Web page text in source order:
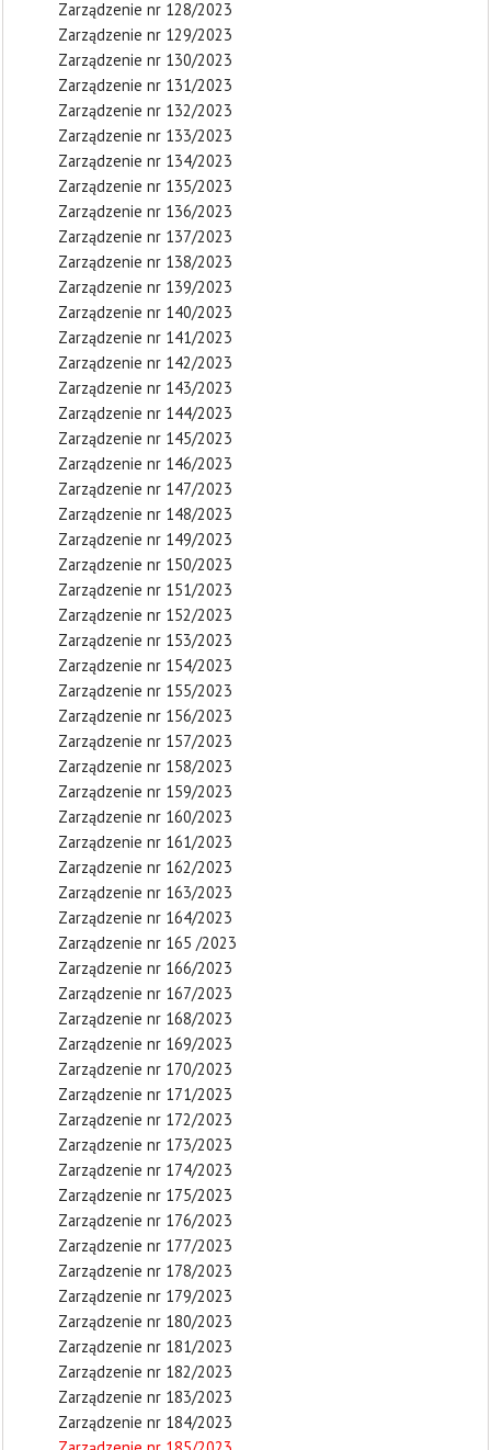
Zarządzenie nr 128/2023
Zarządzenie nr 129/2023
Zarządzenie nr 130/2023
Zarządzenie nr 131/2023
Zarządzenie nr 132/2023
Zarządzenie nr 133/2023
Zarządzenie nr 134/2023
Zarządzenie nr 135/2023
Zarządzenie nr 136/2023
Zarządzenie nr 137/2023
Zarządzenie nr 138/2023
Zarządzenie nr 139/2023
Zarządzenie nr 140/2023
Zarządzenie nr 141/2023
Zarządzenie nr 142/2023
Zarządzenie nr 143/2023
Zarządzenie nr 144/2023
Zarządzenie nr 145/2023
Zarządzenie nr 146/2023
Zarządzenie nr 147/2023
Zarządzenie nr 148/2023
Zarządzenie nr 149/2023
Zarządzenie nr 150/2023
Zarządzenie nr 151/2023
Zarządzenie nr 152/2023
Zarządzenie nr 153/2023
Zarządzenie nr 154/2023
Zarządzenie nr 155/2023
Zarządzenie nr 156/2023
Zarządzenie nr 157/2023
Zarządzenie nr 158/2023
Zarządzenie nr 159/2023
Zarządzenie nr 160/2023
Zarządzenie nr 161/2023
Zarządzenie nr 162/2023
Zarządzenie nr 163/2023
Zarządzenie nr 164/2023
Zarządzenie nr 165 /2023
Zarządzenie nr 166/2023
Zarządzenie nr 167/2023
Zarządzenie nr 168/2023
Zarządzenie nr 169/2023
Zarządzenie nr 170/2023
Zarządzenie nr 171/2023
Zarządzenie nr 172/2023
Zarządzenie nr 173/2023
Zarządzenie nr 174/2023
Zarządzenie nr 175/2023
Zarządzenie nr 176/2023
Zarządzenie nr 177/2023
Zarządzenie nr 178/2023
Zarządzenie nr 179/2023
Zarządzenie nr 180/2023
Zarządzenie nr 181/2023
Zarządzenie nr 182/2023
Zarządzenie nr 183/2023
Zarządzenie nr 184/2023